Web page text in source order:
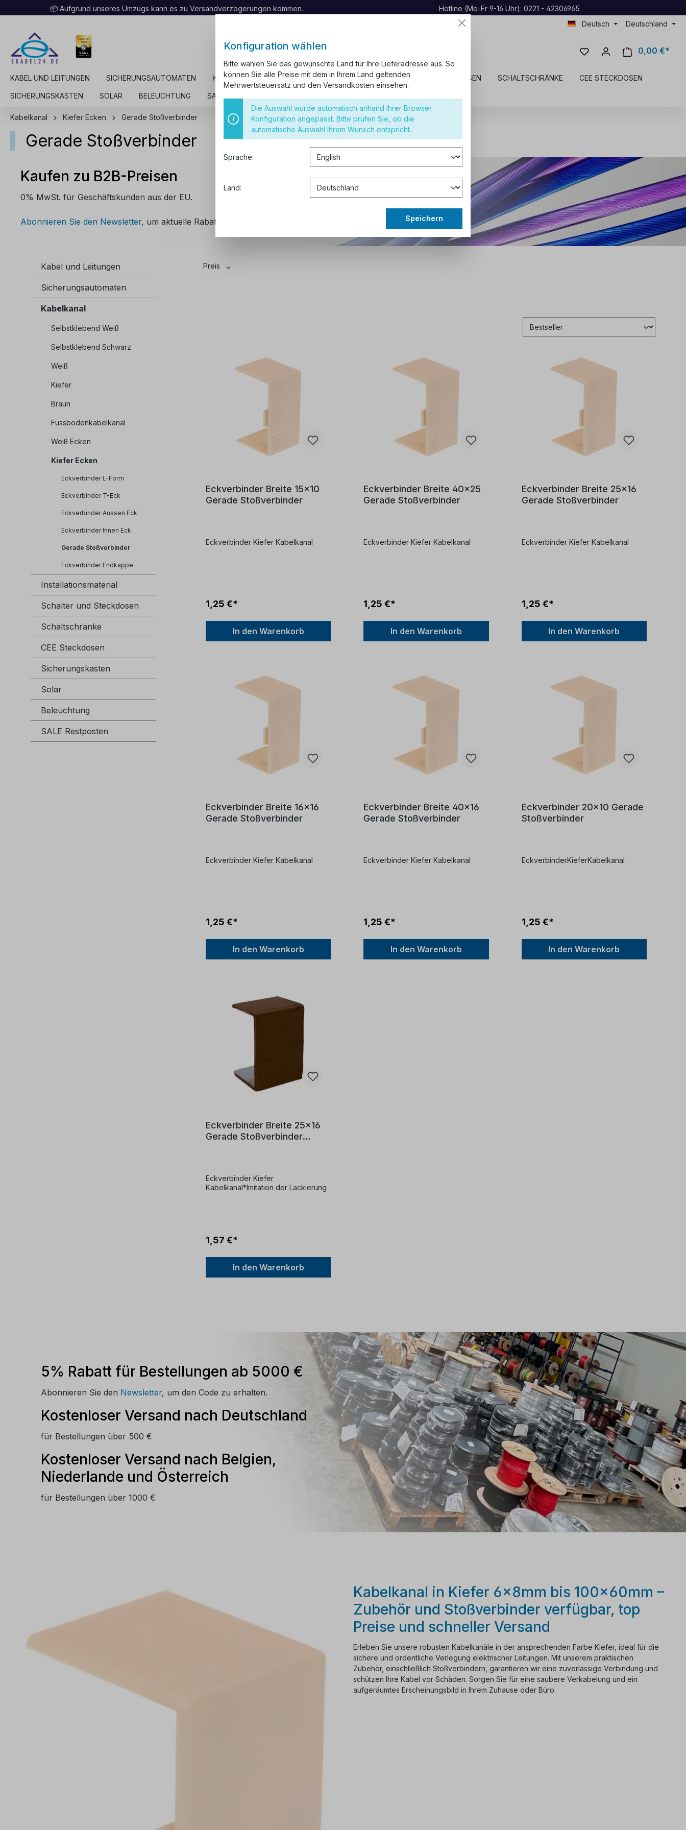
📦 Aufgrund unseres Umzugs kann es zu Versandverzögerungen kommen.
Hotline (Mo-Fr 9-16 Uhr): 0221 - 42306965
Deutsch
Deutschland
0,00 €*
KABEL UND LEITUNGEN SICHERUNGSAUTOMATEN KABELKANAL INSTALLATIONSMATERIAL SCHALTER UND STECKDOSEN SCHALTSCHRÄNKE CEE STECKDOSEN
SICHERUNGSKASTEN SOLAR BELEUCHTUNG SALE RESTPOSTEN
Kabelkanal Kiefer Ecken Gerade Stoßverbinder
Gerade Stoßverbinder
Kaufen zu B2B-Preisen
0% MwSt. für Geschäftskunden aus der EU.
Abonnieren Sie den Newsletter, um aktuelle Rabattcodes zu erhalten.
Kabel und Leitungen
Sicherungsautomaten
Kabelkanal
Selbstklebend Weiß
Selbstklebend Schwarz
Weiß
Kiefer
Braun
Fussbodenkabelkanal
Weiß Ecken
Kiefer Ecken
Eckverbinder L-Form
Eckverbinder T-Eck
Eckverbinder Aussen Eck
Eckverbinder Innen Eck
Gerade Stoßverbinder
Eckverbinder Endkappe
Installationsmaterial
Schalter und Steckdosen
Schaltschränke
CEE Steckdosen
Sicherungskasten
Solar
Beleuchtung
SALE Restposten
Preis
Eckverbinder Breite 15x10
Gerade Stoßverbinder
Eckverbinder Kiefer Kabelkanal
1,25 €*
In den Warenkorb
Eckverbinder Breite 40x25
Gerade Stoßverbinder
Eckverbinder Kiefer Kabelkanal
1,25 €*
In den Warenkorb
Eckverbinder Breite 25x16
Gerade Stoßverbinder
Eckverbinder Kiefer Kabelkanal
1,25 €*
In den Warenkorb
Eckverbinder Breite 16x16
Gerade Stoßverbinder
Eckverbinder Kiefer Kabelkanal
1,25 €*
In den Warenkorb
Eckverbinder Breite 40x16
Gerade Stoßverbinder
Eckverbinder Kiefer Kabelkanal
1,25 €*
In den Warenkorb
Eckverbinder 20x10 Gerade
Stoßverbinder
EckverbinderKieferKabelkanal
1,25 €*
In den Warenkorb
Eckverbinder Breite 25x16
Gerade Stoßverbinder
Eckverbinder Kiefer
Kabelkanal*Imitation der Lackierung
1,57 €*
In den Warenkorb
5% Rabatt für Bestellungen ab 5000 €
Abonnieren Sie den Newsletter, um den Code zu erhalten.
Kostenloser Versand nach Deutschland
für Bestellungen über 500 €
Kostenloser Versand nach Belgien,
Niederlande und Österreich
für Bestellungen über 1000 €
Kabelkanal in Kiefer 6x8mm bis 100x60mm –
Zubehör und Stoßverbinder verfügbar, top
Preise und schneller Versand
Erleben Sie unsere robusten Kabelkanäle in der ansprechenden Farbe Kiefer, ideal für die
sichere und ordentliche Verlegung elektrischer Leitungen. Mit unserem praktischen
Zubehör, einschließlich Stoßverbindern, garantieren wir eine zuverlässige Verbindung und
schützen Ihre Kabel vor Schäden. Sorgen Sie für eine saubere Verkabelung und ein
aufgeräumtes Erscheinungsbild in Ihrem Zuhause oder Büro.
Konfiguration wählen
Bitte wählen Sie das gewünschte Land für Ihre Lieferadresse aus. So
können Sie alle Preise mit dem in Ihrem Land geltenden
Mehrwertsteuersatz und den Versandkosten einsehen.
Die Auswahl wurde automatisch anhand Ihrer Browser
Konfiguration angepasst. Bitte prüfen Sie, ob die
automatische Auswahl Ihrem Wunsch entspricht.
Sprache:
Land:
Speichern